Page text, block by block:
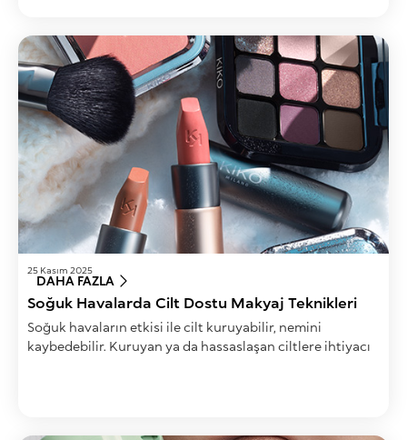
25 Kasım 2025
Soğuk Havalarda Cilt Dostu Makyaj Teknikleri
Soğuk havaların etkisi ile cilt kuruyabilir, nemini
kaybedebilir. Kuruyan ya da hassaslaşan ciltlere ihtiyacı
DAHA FAZLA